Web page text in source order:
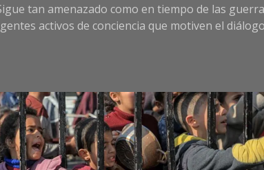
tan amenazado como en tiempo de las
activos de conciencia que motiven el